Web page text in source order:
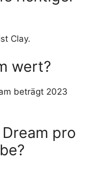
Clay.
wert?
beträgt 2023
pro